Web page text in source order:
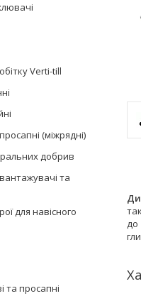
до
Verti-till
(міжрядні)
добрив
та
для навісного
та просапні